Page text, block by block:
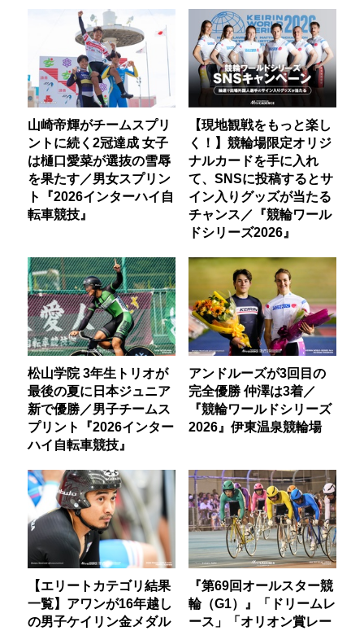
山崎帝輝がチームスプリ
ントに続く2冠達成 女子
は樋口愛菜が選抜の雪辱
を果たす／男女スプリン
ト『2026インターハイ自
転車競技』
【現地観戦をもっと楽し
く！】競輪場限定オリジ
ナルカードを手に入れ
て、SNSに投稿するとサ
イン入りグッズが当たる
チャンス／『競輪ワール
ドシリーズ2026』
松山学院 3年生トリオが
最後の夏に日本ジュニア
新で優勝／男子チームス
プリント『2026インター
ハイ自転車競技』
アンドルーズが3回目の
完全優勝 仲澤は3着／
『競輪ワールドシリーズ
2026』伊東温泉競輪場
【エリートカテゴリ結果
一覧】アワンが16年越し
の男子ケイリン金メダル
『第69回オールスター競
輪（G1）』「ドリームレ
ース」「オリオン賞レー